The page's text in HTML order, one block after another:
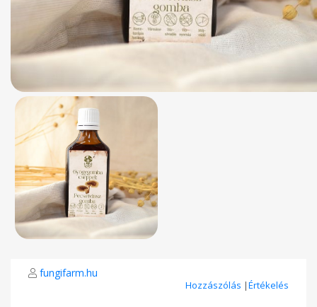
fungifarm.hu
Hozzászólás |Értékelés